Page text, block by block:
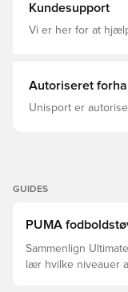
Kundesupport
Vi er her for at
Autoriseret
Unisport er
GUIDES
PUMA
Sammenlign
lær hvilke niveauer